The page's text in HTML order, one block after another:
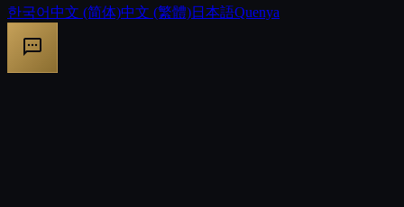
한국어中文 (简体)中文 (繁體)日本語Quenya